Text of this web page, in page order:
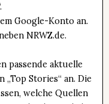
Google-Konto an.
NRWZ.de.
passende aktuelle
Stories“ an. Die
welche Quellen